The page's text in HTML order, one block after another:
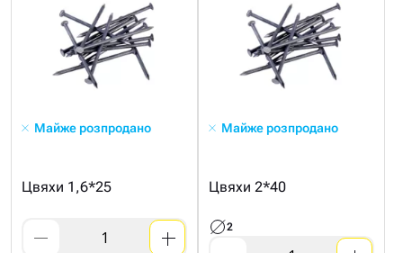
Майже розпродано
Цвяхи 1,6*25
Майже розпродано
Цвяхи 2*40
2